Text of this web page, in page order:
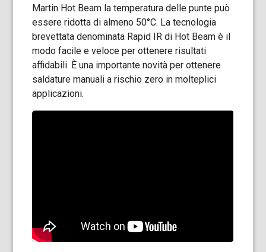
Martin Hot Beam la temperatura delle punte può
essere ridotta di almeno 50°C. La tecnologia
brevettata denominata Rapid IR di Hot Beam è il
modo facile e veloce per ottenere risultati
affidabili. È una importante novità per ottenere
saldature manuali a rischio zero in molteplici
applicazioni.